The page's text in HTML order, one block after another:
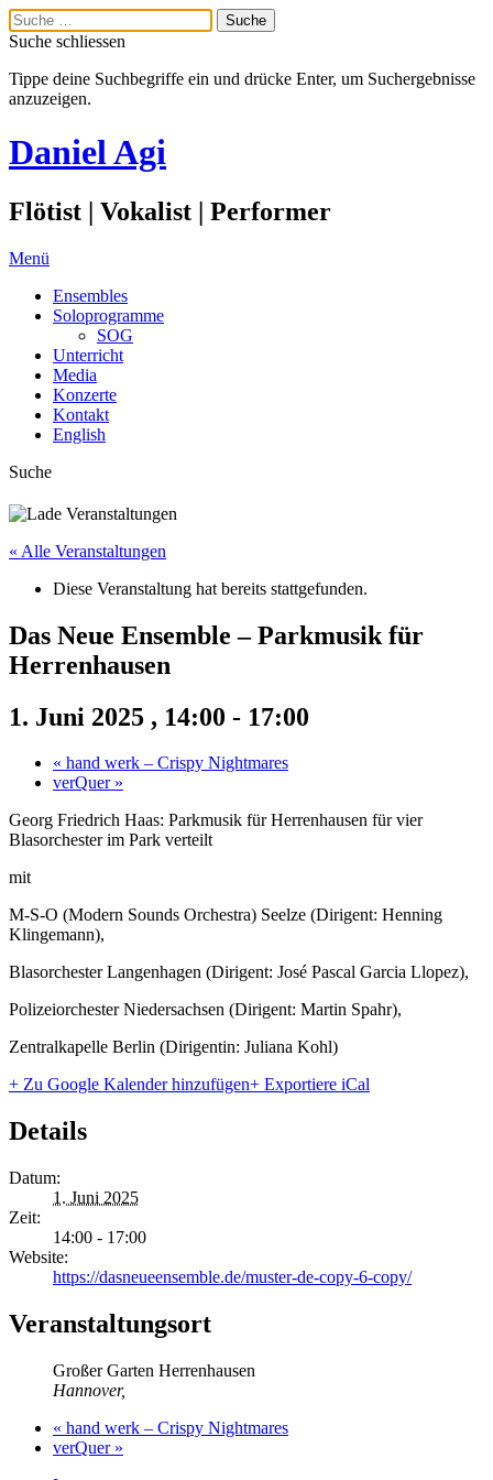
Suche schliessen
Tippe deine Suchbegriffe ein und drücke Enter, um Suchergebnisse
anzuzeigen.
Daniel Agi
Flötist | Vokalist | Performer
Menü
Ensembles
Soloprogramme
SOG
Unterricht
Media
Konzerte
Kontakt
English
Suche
« Alle Veranstaltungen
Diese Veranstaltung hat bereits stattgefunden.
Das Neue Ensemble – Parkmusik für
Herrenhausen
1. Juni 2025 , 14:00 - 17:00
« hand werk – Crispy Nightmares
verQuer »
Georg Friedrich Haas: Parkmusik für Herrenhausen für vier
Blasorchester im Park verteilt
mit
M-S-O (Modern Sounds Orchestra) Seelze (Dirigent: Henning
Klingemann),
Blasorchester Langenhagen (Dirigent: José Pascal Garcia Llopez),
Polizeiorchester Niedersachsen (Dirigent: Martin Spahr),
Zentralkapelle Berlin (Dirigentin: Juliana Kohl)
+ Zu Google Kalender hinzufügen+ Exportiere iCal
Details
Datum:
1. Juni 2025
Zeit:
14:00 - 17:00
Website:
https://dasneueensemble.de/muster-de-copy-6-copy/
Veranstaltungsort
Großer Garten Herrenhausen
Hannover,
« hand werk – Crispy Nightmares
verQuer »